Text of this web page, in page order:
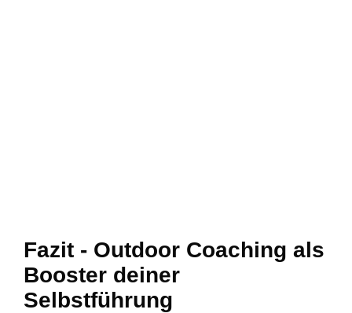
Fazit - Outdoor Coaching als
Booster deiner
Selbstführung